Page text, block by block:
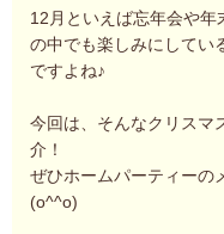
12月といえば忘年会や
の中でも楽しみにしてい
ですよね♪
今回は、そんなクリスマ
介！
ぜひホームパーティーの
(o^^o)